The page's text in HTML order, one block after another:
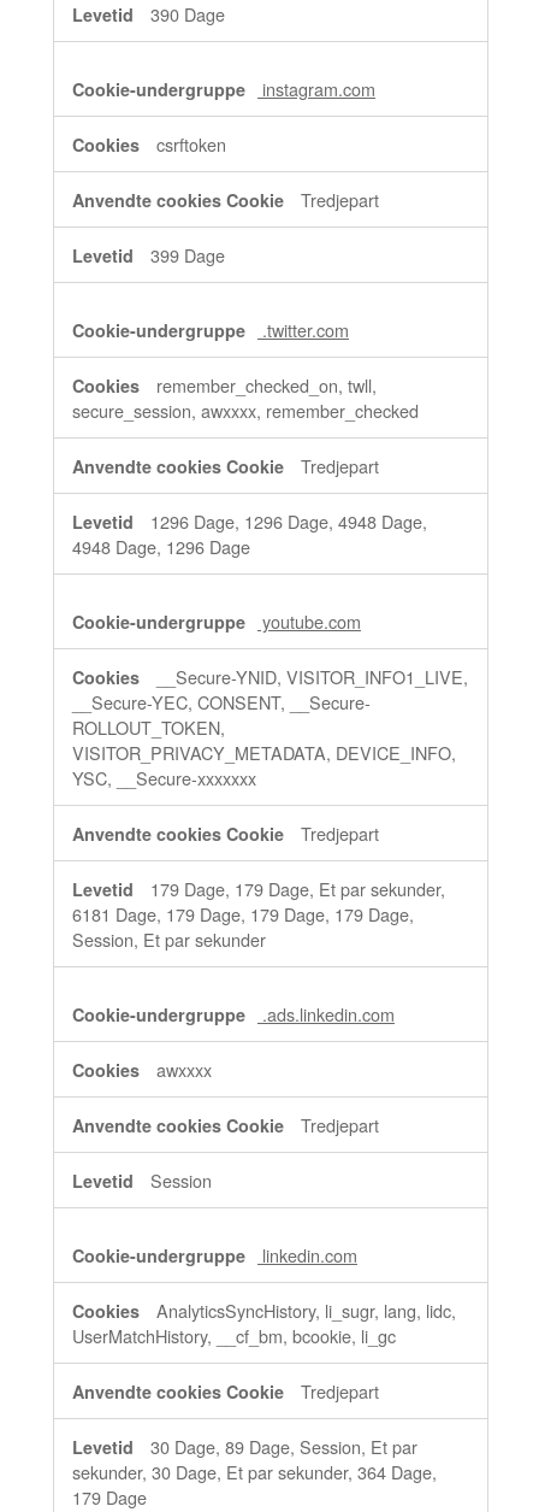
390 Dage
instagram.com
csrftoken
Tredjepart
399 Dage
.twitter.com
remember_checked_on, twll,
secure_session, awxxxx, remember_checked
Tredjepart
1296 Dage, 1296 Dage, 4948 Dage,
4948 Dage, 1296 Dage
youtube.com
__Secure-YNID, VISITOR_INFO1_LIVE,
__Secure-YEC, CONSENT, __Secure-
ROLLOUT_TOKEN,
VISITOR_PRIVACY_METADATA, DEVICE_INFO,
YSC, __Secure-xxxxxxx
Tredjepart
179 Dage, 179 Dage, Et par sekunder,
6181 Dage, 179 Dage, 179 Dage, 179 Dage,
Session, Et par sekunder
.ads.linkedin.com
awxxxx
Tredjepart
Session
linkedin.com
AnalyticsSyncHistory, li_sugr, lang, lidc,
UserMatchHistory, __cf_bm, bcookie, li_gc
Tredjepart
30 Dage, 89 Dage, Session, Et par
sekunder, 30 Dage, Et par sekunder, 364 Dage,
179 Dage